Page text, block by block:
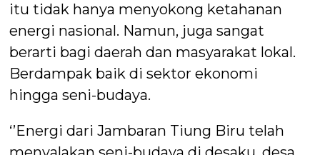
itu tidak hanya menyokong ketahanan
energi nasional. Namun, juga sangat
berarti bagi daerah dan masyarakat lokal.
Berdampak baik di sektor ekonomi
hingga seni-budaya.
‘’Energi dari Jambaran Tiung Biru telah